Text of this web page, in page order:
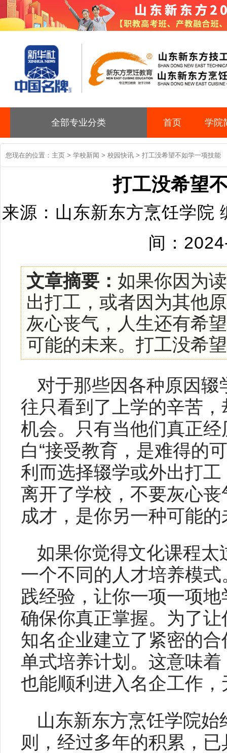
全部专业分类 首页 学院
您现在的位置： 主页 > 学校新闻 > 校园快讯 > 打工没希望不如学一项技能
打工没希望
来源：山东新东方烹饪学院
间：
文章摘要： 如果你因为
出打工，或者因为其他
灰心丧气，人生还有希
可能的未来。打工没希望
对于那些因各种原因
往只看到了上学的辛苦
机会。只有当他们真正
白“接受教育，是难得的
利而选择辍学或外出打
离开了学校，不要灰心
成才，是你另一种可能的
如果你觉得文化课程
一个不同的人才培养模
践经验，让你一项一项
确保你真正掌握。为了
知名企业建立了紧密的
单式培养计划。这意味
也能顺利进入名企工作
山东新东方烹饪学院
则，经过多年的积累，